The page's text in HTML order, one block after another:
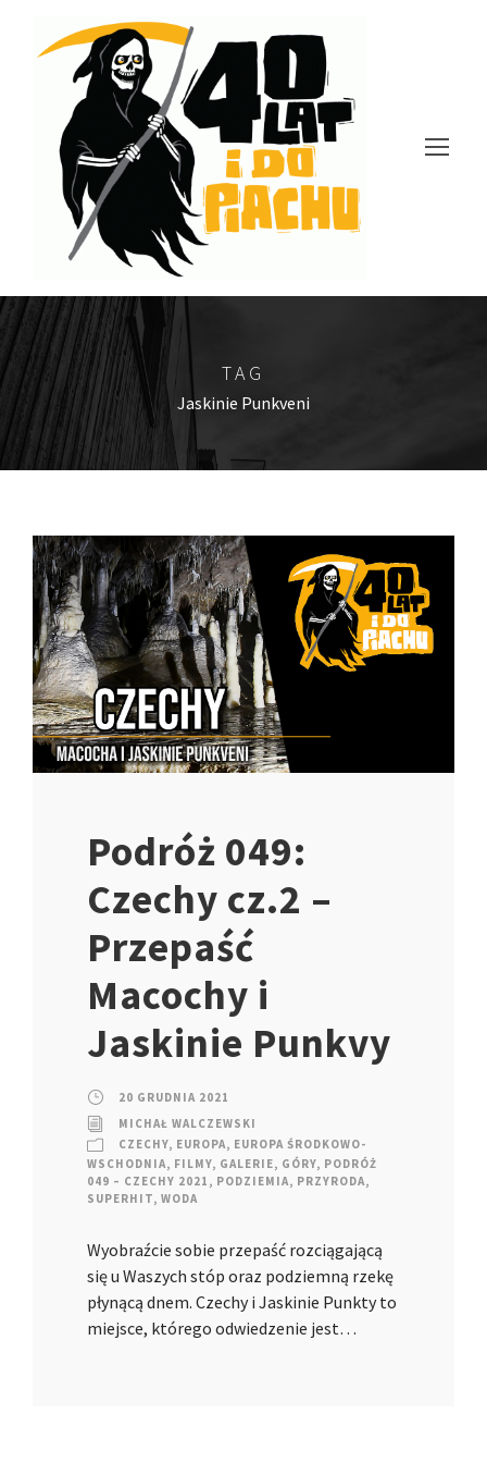
TAG
Jaskinie Punkveni
Podróż 049:
Czechy cz.2 –
Przepaść
Macochy i
Jaskinie Punkvy
20 GRUDNIA 2021
MICHAŁ WALCZEWSKI
CZECHY, EUROPA, EUROPA ŚRODKOWO-
WSCHODNIA, FILMY, GALERIE, GÓRY, PODRÓŻ
049 – CZECHY 2021 , PODZIEMIA, PRZYRODA,
SUPERHIT, WODA
Wyobraźcie sobie przepaść rozciągającą
się u Waszych stóp oraz podziemną rzekę
płynącą dnem. Czechy i Jaskinie Punkty to
miejsce, którego odwiedzenie jest…